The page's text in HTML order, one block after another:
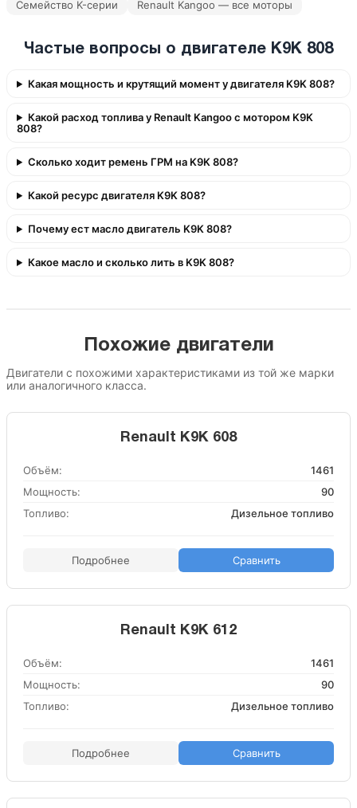
Семейство K-серии Renault Kangoo — все моторы
Частые вопросы о двигателе K9K 808
Какая мощность и крутящий момент у двигателя K9K 808?
Какой расход топлива у Renault Kangoo с мотором K9K
808?
Сколько ходит ремень ГРМ на K9K 808?
Какой ресурс двигателя K9K 808?
Почему ест масло двигатель K9K 808?
Какое масло и сколько лить в K9K 808?
Похожие двигатели
Двигатели с похожими характеристиками из той же марки
или аналогичного класса.
Renault K9K 608
Объём:
1461
Мощность:
90
Топливо:
Дизельное топливо
Подробнее Сравнить
Renault K9K 612
Объём:
1461
Мощность:
90
Топливо:
Дизельное топливо
Подробнее Сравнить